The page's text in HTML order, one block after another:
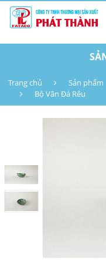
Trang chủ Sản phẩm
Bộ Vân Đá Rêu